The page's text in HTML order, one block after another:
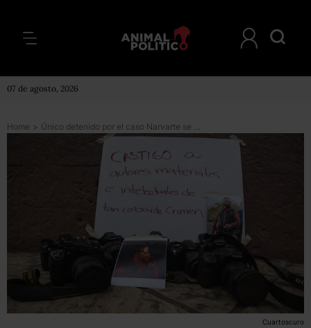
07 de agosto, 2026
Home > Único detenido por el caso Narvarte se niega a declarar
Cuartoscuro